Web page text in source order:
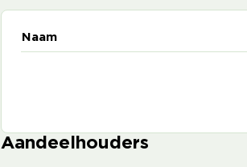
Naam
Aandeelhouders